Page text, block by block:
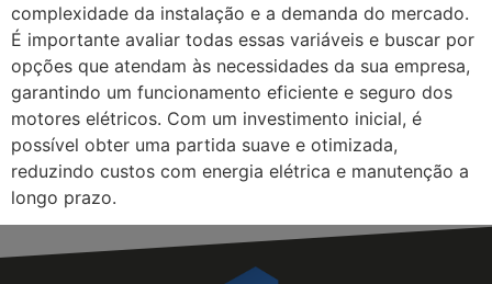
complexidade da instalação e a demanda do mercado.
É importante avaliar todas essas variáveis e buscar por
opções que atendam às necessidades da sua empresa,
garantindo um funcionamento eficiente e seguro dos
motores elétricos. Com um investimento inicial, é
possível obter uma partida suave e otimizada,
reduzindo custos com energia elétrica e manutenção a
longo prazo.